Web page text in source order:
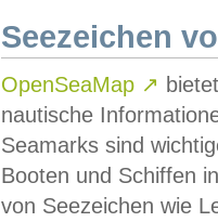
Seezeichen
OpenSeaMap ↗
nautische
Seamarks sind
Booten und Schiffen
von Seezeichen wie